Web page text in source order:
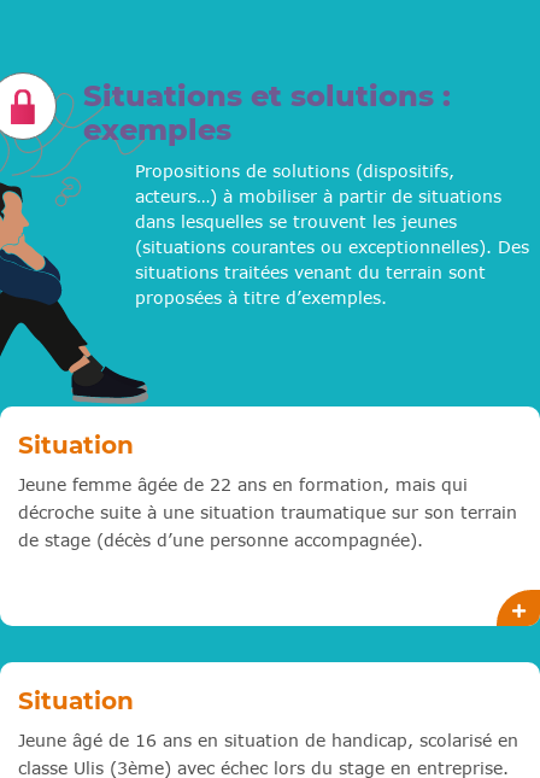
Situations et solutions :
exemples
Propositions de solutions (dispositifs,
acteurs…) à mobiliser à partir de situations
dans lesquelles se trouvent les jeunes
(situations courantes ou exceptionnelles). Des
situations traitées venant du terrain sont
proposées à titre d’exemples.
Situation
Jeune femme âgée de 22 ans en formation, mais qui
décroche suite à une situation traumatique sur son terrain
de stage (décès d’une personne accompagnée).
Situation
Jeune âgé de 16 ans en situation de handicap, scolarisé en
classe Ulis (3ème) avec échec lors du stage en entreprise.